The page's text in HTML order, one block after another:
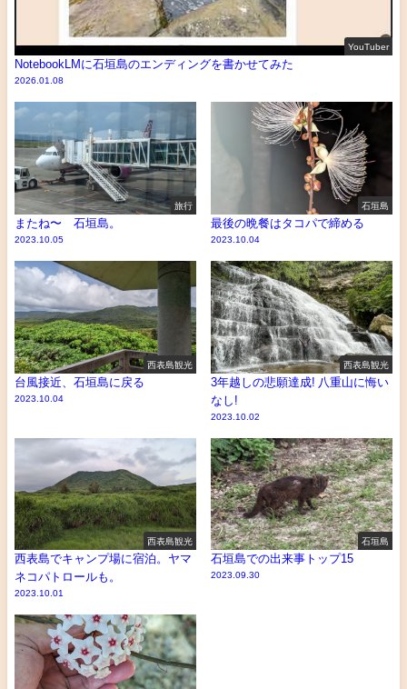
YouTuber
NotebookLMに石垣島のエンディングを書かせてみた
2026.01.08
旅行
またね〜 石垣島。
2023.10.05
石垣島
最後の晩餐はタコパで締める
2023.10.04
西表島観光
台風接近、石垣島に戻る
2023.10.04
西表島観光
3年越しの悲願達成! 八重山に悔い
なし!
2023.10.02
西表島観光
西表島でキャンプ場に宿泊。ヤマ
ネコパトロールも。
2023.10.01
石垣島
石垣島での出来事トップ15
2023.09.30